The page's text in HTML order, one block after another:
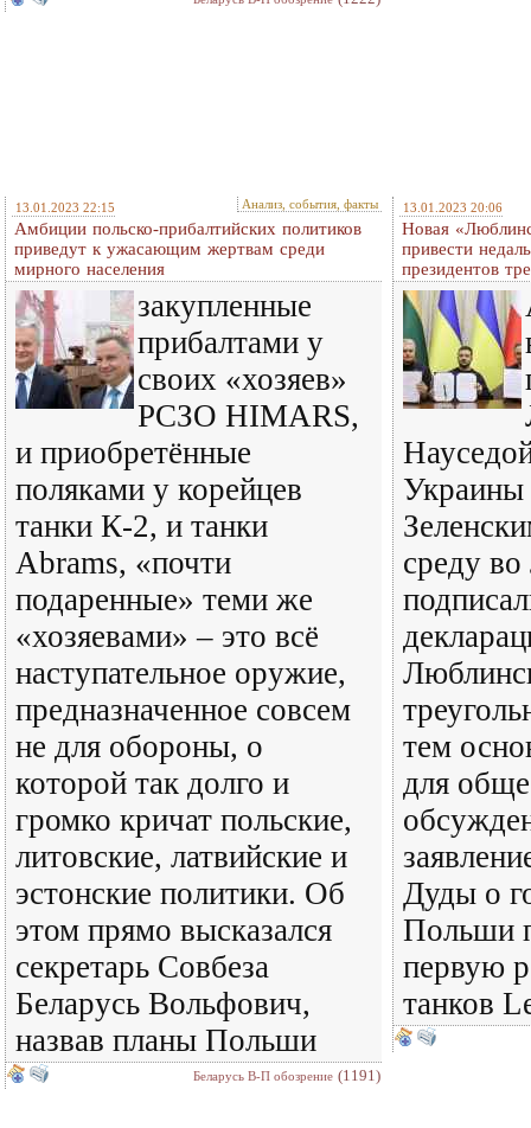
13.01.2023 22:15 Анализ, события, факты
Амбиции польско-прибалтийских политиков
приведут к ужасающим жертвам среди
мирного населения
закупленные
прибалтами у
своих «хозяев»
РСЗО HIMARS,
и приобретённые
поляками у корейцев
танки К-2, и танки
Abrams, «почти
подаренные» теми же
«хозяевами» – это всё
наступательное оружие,
предназначенное совсем
не для обороны, о
которой так долго и
громко кричат польские,
литовские, латвийские и
эстонские политики. Об
этом прямо высказался
секретарь Совбеза
Беларусь Вольфович,
назвав планы Польши
Беларусь В-П обозрение (1191)
13.01.2023 20:06
Новая
привеcти
президентов
среду
тем
для
Дуды о
Польши
первую
танков